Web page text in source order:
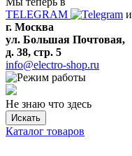
TELEGRAM
и
г. Москва
ул. Большая Почтовая,
д. 38, стр. 5
info@electro-shop.ru
Не знаю что здесь
Искать
Каталог товаров